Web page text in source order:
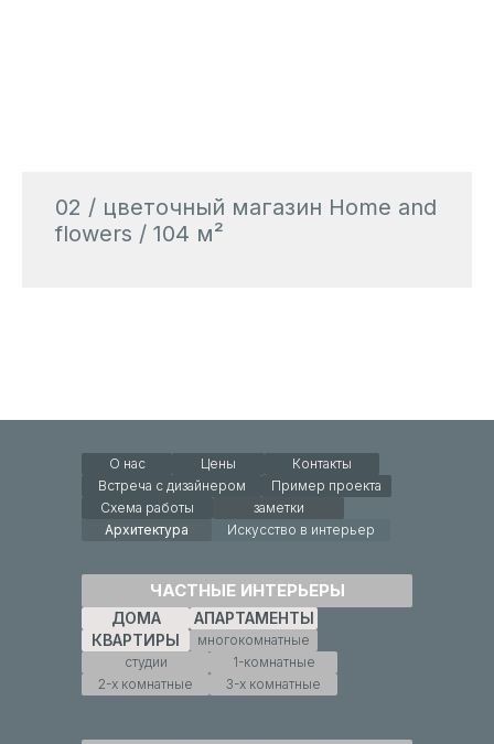
02 / цветочный магазин Home and
flowers / 104 м²
О нас Цены
Контакты
Встреча с дизайнером
Пример проекта
Схема работы
заметки
Архитектура
Искусство в интерьер
ЧАСТНЫЕ ИНТЕРЬЕРЫ
ДОМА
АПАРТАМЕНТЫ
КВАРТИРЫ
многокомнатные
студии
1-комнатные
2-х комнатные
3-х комнатные